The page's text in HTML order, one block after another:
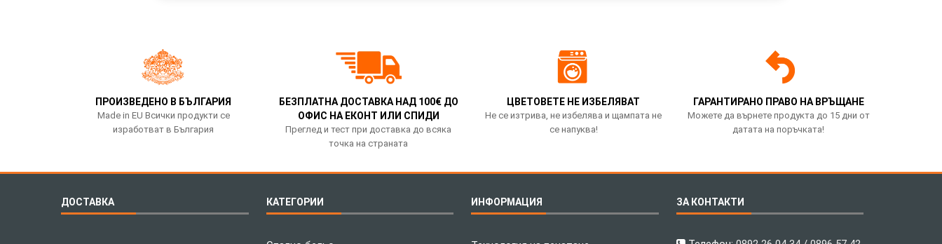
ПРОИЗВЕДЕНО В БЪЛГАРИЯ
Made in EU Всички продукти се
изработват в България
БЕЗПЛАТНА ДОСТАВКА НАД 100€ ДО
ОФИС НА ЕКОНТ ИЛИ СПИДИ
Преглед и тест при доставка до всяка
точка на страната
ЦВЕТОВЕТЕ НЕ ИЗБЕЛЯВАТ
Не се изтрива, не избелява и щампата не
се напуква!
ГАРАНТИРАНО ПРАВО НА ВРЪЩАНЕ
Можете да върнете продукта до 15 дни от
датата на поръчката!
ДОСТАВКА КАТЕГОРИИ ИНФОРМАЦИЯ ЗА КОНТАКТИ